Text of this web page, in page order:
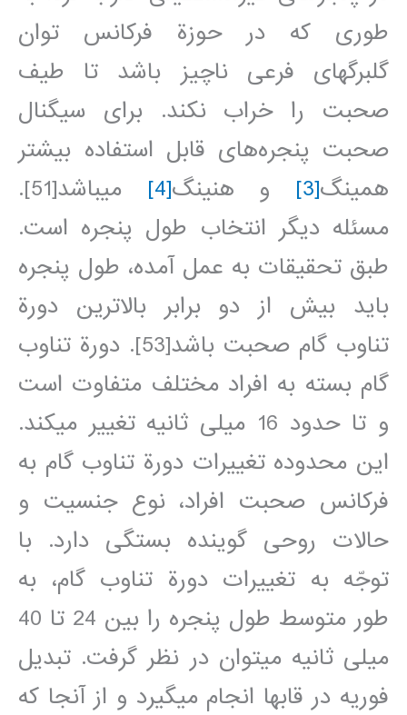
طوری که در حوزة فرکانس توان
گلبرگهای فرعی ناچيز باشد تا طيف
صحبت را خراب نکند. برای سيگنال
صحبت پنجره‌های قابل استفاده بيشتر
همينگ[3] و هنينگ[4]
مي‎باشد[51].
مسئله ديگر انتخاب طول پنجره است.
طبق تحقيقات به عمل آمده، طول پنجره
بايد بيش از دو برابر بالاترين دورة
تناوب گام صحبت باشد[53]. دورة تناوب
گام بسته به افراد مختلف متفاوت است
و تا حدود 16 ميلی ثانيه تغيير مي‎کند.
اين محدوده تغييرات دورة تناوب گام به
فرکانس صحبت افراد، نوع جنسيت و
حالات روحی گوينده بستگی دارد. با
توجّه به تغييرات دورة تناوب گام، به
طور متوسط طول پنجره را بين 24 تا 40
ميلی ثانيه مي‎توان در نظر گرفت. تبديل
فوريه در قابها انجام مي‎گيرد و از آنجا که